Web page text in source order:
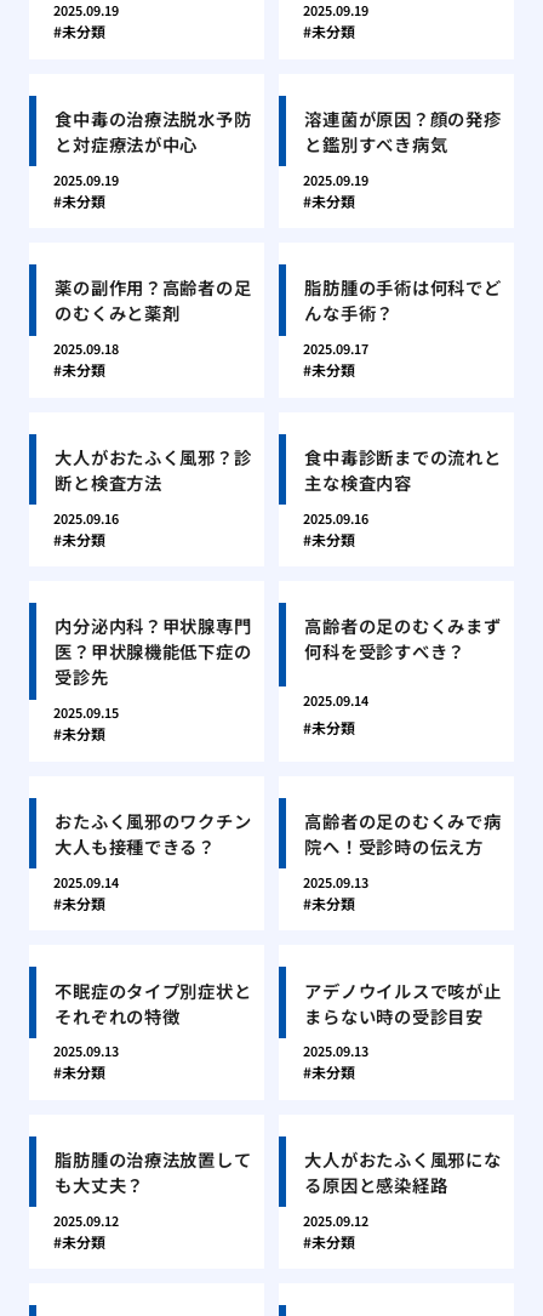
2025.09.19
未分類
2025.09.19
未分類
食中毒の治療法脱水予防
と対症療法が中心
2025.09.19
未分類
溶連菌が原因？顔の発疹
と鑑別すべき病気
2025.09.19
未分類
薬の副作用？高齢者の足
のむくみと薬剤
2025.09.18
未分類
脂肪腫の手術は何科でど
んな手術？
2025.09.17
未分類
大人がおたふく風邪？診
断と検査方法
2025.09.16
未分類
食中毒診断までの流れと
主な検査内容
2025.09.16
未分類
内分泌内科？甲状腺専門
医？甲状腺機能低下症の
受診先
2025.09.15
未分類
高齢者の足のむくみまず
何科を受診すべき？
2025.09.14
未分類
おたふく風邪のワクチン
大人も接種できる？
2025.09.14
未分類
高齢者の足のむくみで病
院へ！受診時の伝え方
2025.09.13
未分類
不眠症のタイプ別症状と
それぞれの特徴
2025.09.13
未分類
アデノウイルスで咳が止
まらない時の受診目安
2025.09.13
未分類
脂肪腫の治療法放置して
も大丈夫？
2025.09.12
未分類
大人がおたふく風邪にな
る原因と感染経路
2025.09.12
未分類